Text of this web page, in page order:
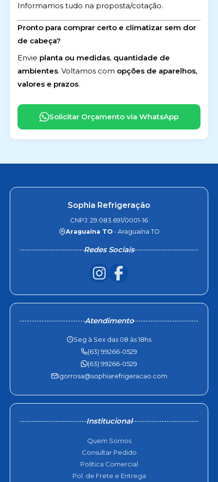
Informamos tudo na proposta/cotação.
Pronto para comprar certo e climatizar sem dor
de cabeça?
Envie planta ou medidas, quantidade de
ambientes. Voltamos com opções de aparelhos,
valores e prazos.
Solicitar Orçamento via WhatsApp
Sophia Refrigeração
CNPJ: 29.083.691/0001-16
Araguaína TO- Araguaína TO
Redes Sociais
Atendimento
Seg à Sex das 08 às 18hs
(63) 99266-0529
(63) 99266-0529
igorrosa@sophiarefrigeracao.com
Institucional
Quem Somos
Consultar Pedido
Política Comercial
Pol. de Frete e Entrega